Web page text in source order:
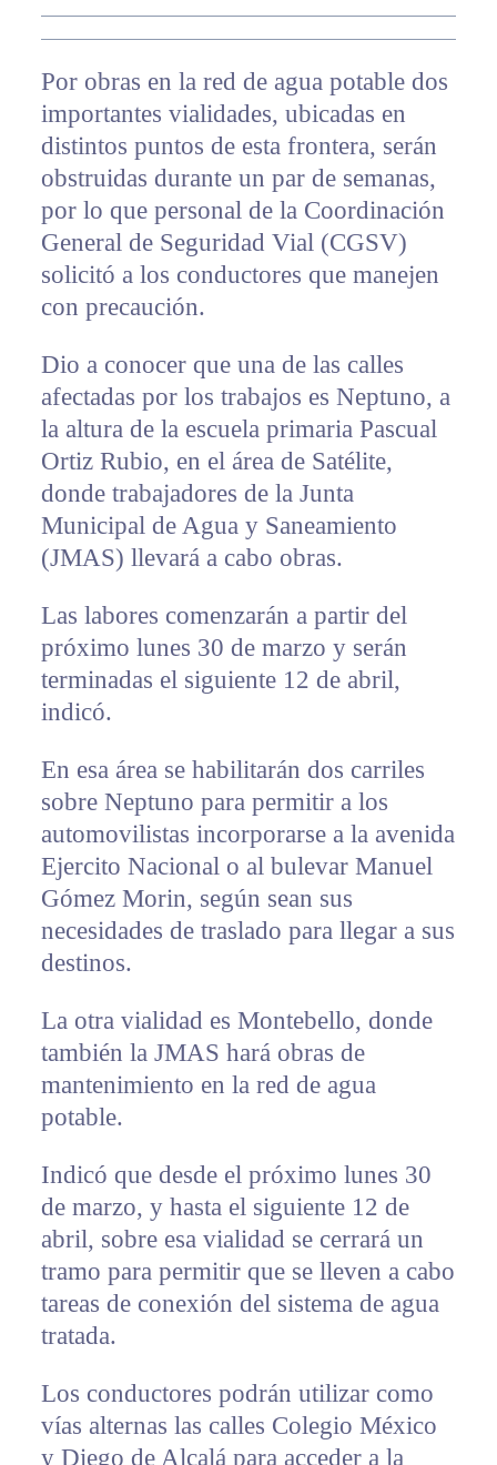
Por obras en la red de agua potable dos
importantes vialidades, ubicadas en
distintos puntos de esta frontera, serán
obstruidas durante un par de semanas,
por lo que personal de la Coordinación
General de Seguridad Vial (CGSV)
solicitó a los conductores que manejen
con precaución.
Dio a conocer que una de las calles
afectadas por los trabajos es Neptuno, a
la altura de la escuela primaria Pascual
Ortiz Rubio, en el área de Satélite,
donde trabajadores de la Junta
Municipal de Agua y Saneamiento
(JMAS) llevará a cabo obras.
Las labores comenzarán a partir del
próximo lunes 30 de marzo y serán
terminadas el siguiente 12 de abril,
indicó.
En esa área se habilitarán dos carriles
sobre Neptuno para permitir a los
automovilistas incorporarse a la avenida
Ejercito Nacional o al bulevar Manuel
Gómez Morin, según sean sus
necesidades de traslado para llegar a sus
destinos.
La otra vialidad es Montebello, donde
también la JMAS hará obras de
mantenimiento en la red de agua
potable.
Indicó que desde el próximo lunes 30
de marzo, y hasta el siguiente 12 de
abril, sobre esa vialidad se cerrará un
tramo para permitir que se lleven a cabo
tareas de conexión del sistema de agua
tratada.
Los conductores podrán utilizar como
vías alternas las calles Colegio México
y Diego de Alcalá para acceder a la